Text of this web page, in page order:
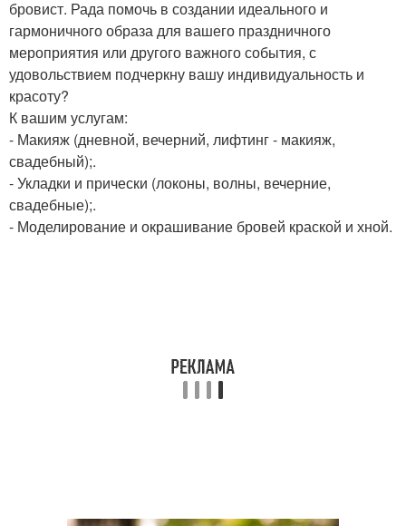
бровист. Рада помочь в создании идеального и
гармоничного образа для вашего праздничного
мероприятия или другого важного события, с
удовольствием подчеркну вашу индивидуальность и
красоту?
К вашим услугам:
- Макияж (дневной, вечерний, лифтинг - макияж,
свадебный);.
- Укладки и прически (локоны, волны, вечерние,
свадебные);.
- Моделирование и окрашивание бровей краской и хной.